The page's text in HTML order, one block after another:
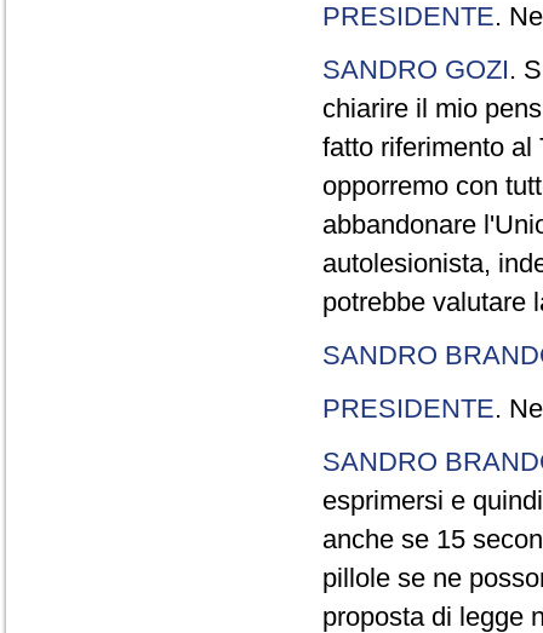
PRESIDENTE.
SANDRO GOZI.
chiarire il mio
fatto riferimento al
opporremo con
abbandonare
autolesionista,
potrebbe valutare
SANDRO
PRESIDENTE.
SANDRO
esprimersi e
anche se 15
pillole se ne
proposta di legge